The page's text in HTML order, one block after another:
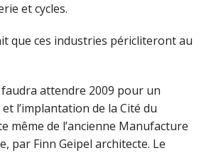
et cycles.
que ces industries péricliteront au
attendre 2009 pour un
l’implantation de la Cité du
même de l’ancienne Manufacture
par Finn Geipel architecte. Le